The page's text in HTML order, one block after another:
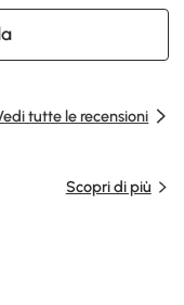
tutte le recensioni
Scopri di più